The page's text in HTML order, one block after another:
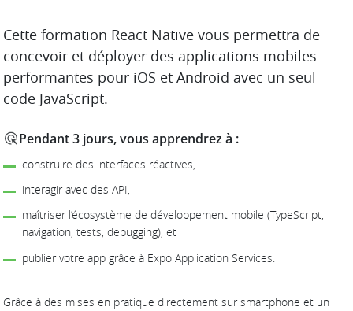
DESCRIPTION
Cette formation React Native vous permettra de
concevoir et déployer des applications mobiles
performantes pour iOS et Android avec un seul
code JavaScript.
Pendant 3 jours, vous apprendrez à :
construire des interfaces réactives,
interagir avec des API,
maîtriser l’écosystème de développement mobile (TypeScript,
navigation, tests, debugging), et
publier votre app grâce à Expo Application Services.
Grâce à des mises en pratique directement sur smartphone et un